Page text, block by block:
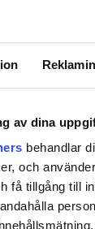
av dina
behandlar
och
få tillgång till
även när
i år med
OCH EFTER